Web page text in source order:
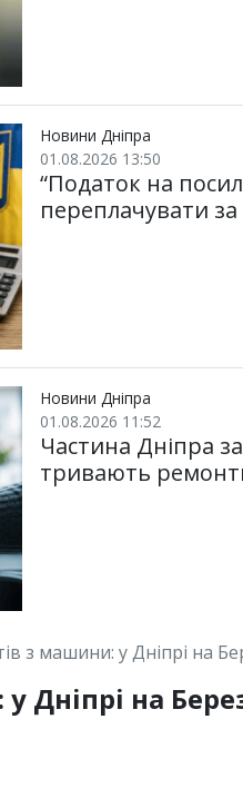
Новини Дніпра
01.08.2026 13:50
“Податок на
переплачувати
Новини Дніпра
01.08.2026 11:52
Частина Дніпра
тривають
з машини: у Дніпрі на
на